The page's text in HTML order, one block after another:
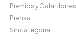
Premios y Galardones
Prensa
Sin categoría